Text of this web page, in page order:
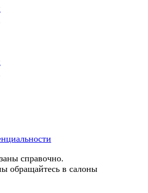
справочно.
обращайтесь в салоны